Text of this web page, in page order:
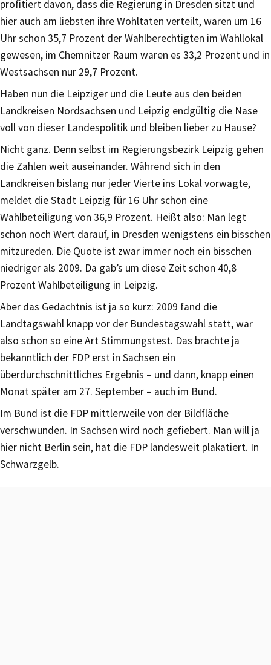
profitiert davon, dass die Regierung in Dresden sitzt und
hier auch am liebsten ihre Wohltaten verteilt, waren um 16
Uhr schon 35,7 Prozent der Wahlberechtigten im Wahllokal
gewesen, im Chemnitzer Raum waren es 33,2 Prozent und in
Westsachsen nur 29,7 Prozent.
Haben nun die Leipziger und die Leute aus den beiden
Landkreisen Nordsachsen und Leipzig endgültig die Nase
voll von dieser Landespolitik und bleiben lieber zu Hause?
Nicht ganz. Denn selbst im Regierungsbezirk Leipzig gehen
die Zahlen weit auseinander. Während sich in den
Landkreisen bislang nur jeder Vierte ins Lokal vorwagte,
meldet die Stadt Leipzig für 16 Uhr schon eine
Wahlbeteiligung von 36,9 Prozent. Heißt also: Man legt
schon noch Wert darauf, in Dresden wenigstens ein bisschen
mitzureden. Die Quote ist zwar immer noch ein bisschen
niedriger als 2009. Da gab’s um diese Zeit schon 40,8
Prozent Wahlbeteiligung in Leipzig.
Aber das Gedächtnis ist ja so kurz: 2009 fand die
Landtagswahl knapp vor der Bundestagswahl statt, war
also schon so eine Art Stimmungstest. Das brachte ja
bekanntlich der FDP erst in Sachsen ein
überdurchschnittliches Ergebnis – und dann, knapp einen
Monat später am 27. September – auch im Bund.
Im Bund ist die FDP mittlerweile von der Bildfläche
verschwunden. In Sachsen wird noch gefiebert. Man will ja
hier nicht Berlin sein, hat die FDP landesweit plakatiert. In
Schwarzgelb.